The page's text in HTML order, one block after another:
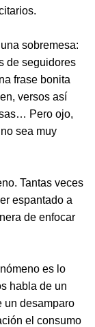
sobremesa:
de seguidores
frase bonita
versos así
Pero ojo,
sea muy
Tantas veces
espantado a
de enfocar
es lo
habla de un
un desamparo
el consumo